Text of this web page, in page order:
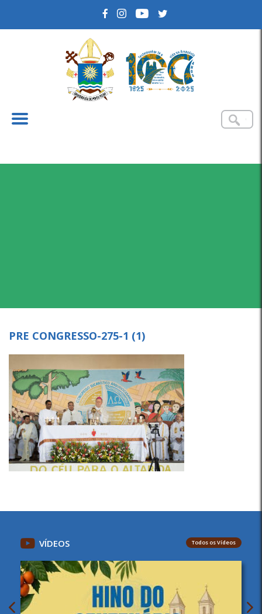
PRE CONGRESSO-275-1 (1)
VÍDEOS Todos os Vídeos